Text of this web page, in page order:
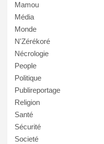
Mamou
Média
Monde
N'Zérékoré
Nécrologie
People
Politique
Publireportage
Religion
Santé
Sécurité
Societé